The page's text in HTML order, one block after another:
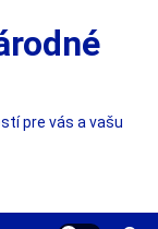
pre vás a vašu